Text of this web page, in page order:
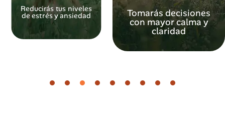
Reducirás tus niveles
de estrés y ansiedad Tomarás decisiones
con mayor calma y
claridad